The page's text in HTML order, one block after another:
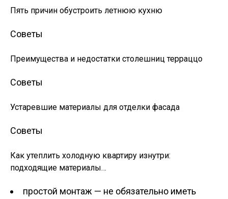
Пять причин обустроить летнюю кухню
Советы
Преимущества и недостатки столешниц терраццо
Советы
Устаревшие материалы для отделки фасада
Советы
Как утеплить холодную квартиру изнутри:
подходящие материалы…
простой монтаж — не обязательно иметь